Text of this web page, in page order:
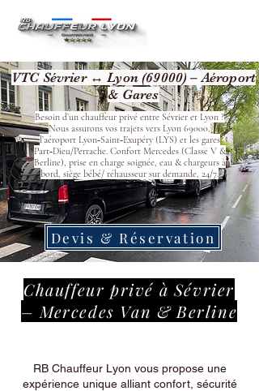
VTC Sévrier ↔ Lyon (69000) – Aéroport
& Gares
Besoin d’un chauffeur privé entre Sévrier et Lyon ?
Nous assurons vos trajets vers Lyon 69000,
l’aéroport Lyon‑Saint‑Exupéry (LYS) et les gares
Part‑Dieu/Perrache. Confort Mercedes (Classe V &
Berline), prise en charge soignée, eau & chargeurs à
bord, siège bébé/ réhausseur sur demande, 24/7.
Devis & Réservation
Chauffeur privé à Sévrier
– Mercedes Van & Berline
RB Chauffeur Lyon vous propose une
expérience unique alliant confort, sécurité